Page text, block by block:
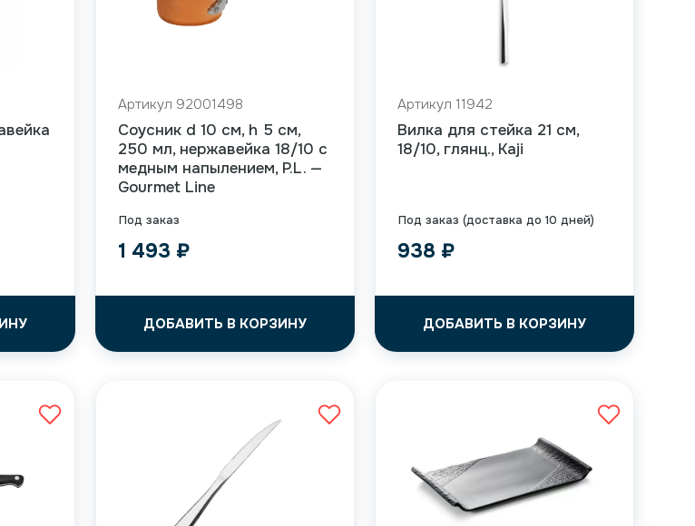
Под заказ
Артикул 92001498
Соусник d 10 см, h 5 см,
250 мл, нержавейка 18/10 с
медным напылением, P.L. —
Gourmet Line
1 493 ₽
ДОБАВИТЬ В КОРЗИНУ
Под заказ (доставка до 10 дней)
Артикул 11942
Вилка для стейка 21 см,
18/10, глянц., Kaji
938 ₽
ДОБАВИТЬ В КОРЗИНУ